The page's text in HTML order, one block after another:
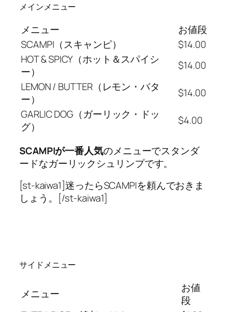
メインメニュー
メニュー
お値段
SCAMPI（スキャンピ）
$14.00
HOT & SPICY（ホット＆スパイシ
ー）
$14.00
LEMON / BUTTER（レモン・バタ
ー）
$14.00
GARLIC DOG（ガーリック・ドッ
グ）
$4.00
SCAMPIが一番人気のメニューでスタンダ
ードなガーリックシュリンプです。
[st-kaiwa1]迷ったらSCAMPIを頼んでおきま
しょう。[/st-kaiwa1]
サイドメニュー
メニュー
お値
段